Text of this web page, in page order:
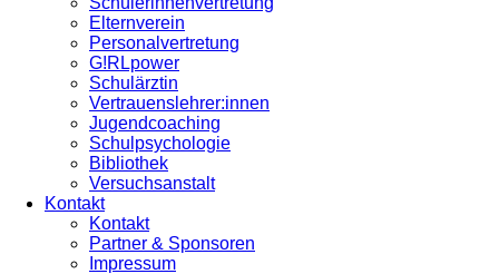
Elternverein
Personalvertretung
G!RLpower
Schulärztin
Vertrauenslehrer:innen
Jugendcoaching
Schulpsychologie
Bibliothek
Versuchsanstalt
Kontakt
Kontakt
Partner & Sponsoren
Impressum